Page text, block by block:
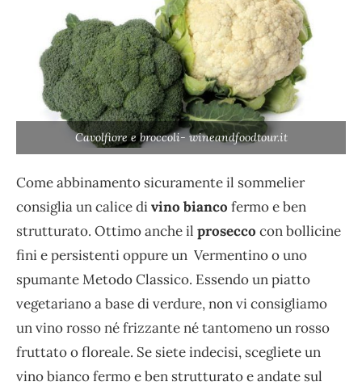
Cavolfiore e broccoli- wineandfoodtour.it
Come abbinamento sicuramente il sommelier
consiglia un calice divino bianco fermo e ben
strutturato. Ottimo anche il prosecco con bollicine
fini e persistenti oppure un Vermentino o uno
spumante Metodo Classico. Essendo un piatto
vegetariano a base di verdure, non vi consigliamo
un vino rosso né frizzante né tantomeno un rosso
fruttato o floreale. Se siete indecisi, scegliete un
vino bianco fermo e ben strutturato e andate sul